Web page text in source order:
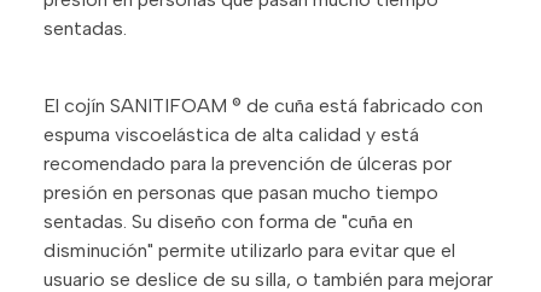
sentadas.
El cojín SANITIFOAM ® de cuña está fabricado con
espuma viscoelástica de alta calidad y está
recomendado para la prevención de úlceras por
presión en personas que pasan mucho tiempo
sentadas. Su diseño con forma de "cuña en
disminución" permite utilizarlo para evitar que el
usuario se deslice de su silla, o también para mejorar